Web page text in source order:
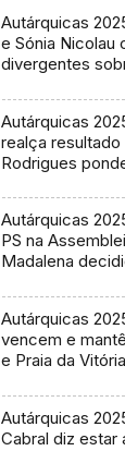
Autárquicas
e Sónia Nicolau
divergentes
Autárquicas
realça
Rodrigues
Autárquicas
PS na
Madalena
Autárquicas
vencem e
e Praia da Vitória
Autárquicas
Cabral diz estar